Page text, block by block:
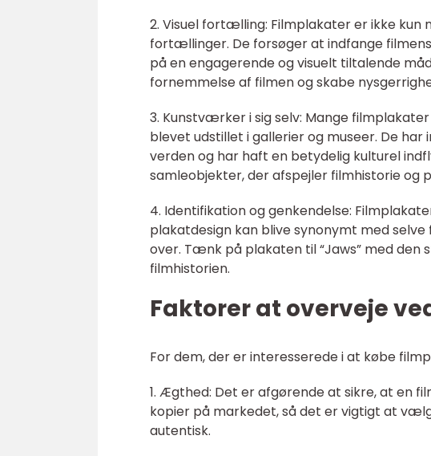
2. Visuel fortælling: Filmplakater er ikke
fortællinger. De forsøger at indfange
på en engagerende og visuelt tiltalende
fornemmelse af filmen og skabe
3. Kunstværker i sig selv: Mange
blevet udstillet i gallerier og museer. De
verden og har haft en betydelig kulturel
samleobjekter, der afspejler filmhistorie og
4. Identifikation og genkendelse:
plakatdesign kan blive synonymt med
over. Tænk på plakaten til “Jaws” med den
filmhistorien.
Faktorer at overveje
For dem, der er interesserede i at købe
1. Ægthed: Det er afgørende at sikre, at en
kopier på markedet, så det er vigtigt at
autentisk.